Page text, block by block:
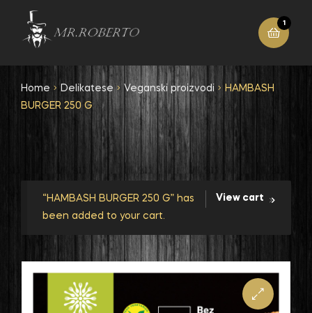
1
Home Delikatese Veganski proizvodi
HAMBASH
BURGER 250 G
View cart
“HAMBASH BURGER 250 G” has
been added to your cart.